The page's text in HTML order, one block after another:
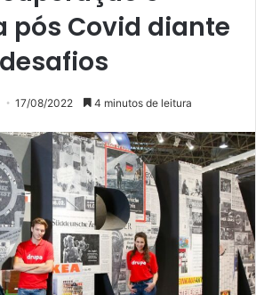
pós Covid diante
17/08/2022 4 minutos de leitura